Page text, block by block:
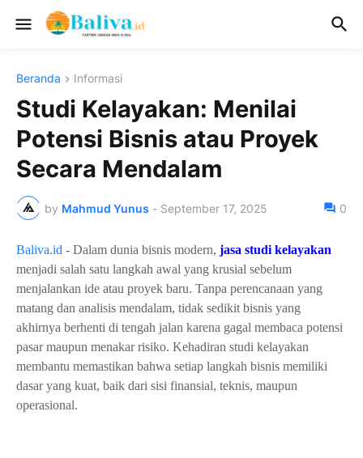
Beranda Informasi
Studi Kelayakan: Menilai
Potensi Bisnis atau Proyek
Secara Mendalam
by Mahmud Yunus - September 17, 2025 0
Baliva.id - Dalam dunia bisnis modern, jasa studi kelayakan
menjadi salah satu langkah awal yang krusial sebelum
menjalankan ide atau proyek baru. Tanpa perencanaan yang
matang dan analisis mendalam, tidak sedikit bisnis yang
akhirnya berhenti di tengah jalan karena gagal membaca potensi
pasar maupun menakar risiko. Kehadiran studi kelayakan
membantu memastikan bahwa setiap langkah bisnis memiliki
dasar yang kuat, baik dari sisi finansial, teknis, maupun
operasional.